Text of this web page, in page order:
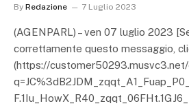
By Redazione 7 Luglio 2023
(AGENPARL) – ven 07 luglio 2023
correttamente questo messaggio,
(https://